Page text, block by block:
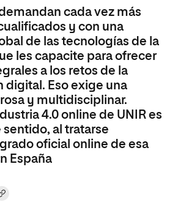
cada vez más
y con una
de las tecnologías de la
les capacite para ofrecer
a los retos de la
digital. Eso exige una
y multidisciplinar.
4.0 online de UNIR es
sentido, al tratarse
oficial online de esa
España